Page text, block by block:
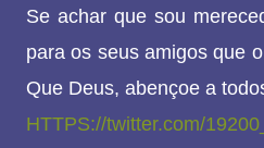
Se achar que sou
para os seus amigos que
Que Deus, abençoe a
HTTPS://twitter.com/